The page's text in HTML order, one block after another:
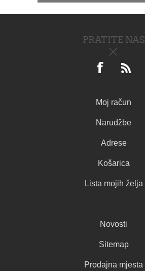
PRATITE NAS
Moj račun
Narudžbe
Adrese
Košarica
Lista mojih želja
Novosti
Sitemap
Prodajna mjesta